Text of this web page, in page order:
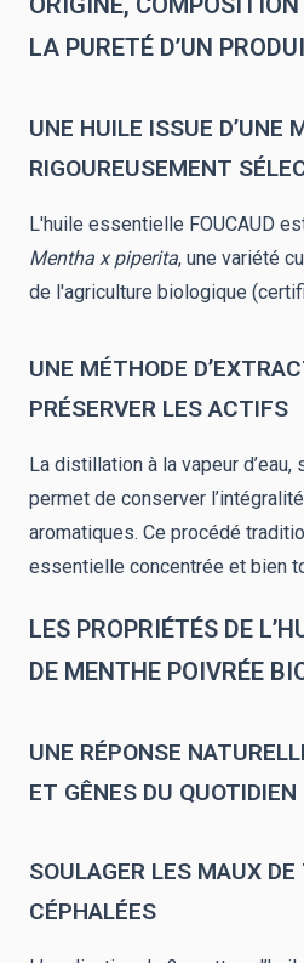
LA PURETÉ D’UN
UNE HUILE ISSUE D’UNE
RIGOUREUSEMENT
L'huile essentielle FOUCAUD
Mentha x piperita, une variété
de l'agriculture biologique
UNE MÉTHODE
PRÉSERVER LES ACTIFS
La distillation à la vapeur d’eau,
permet de conserver
aromatiques. Ce procédé
essentielle concentrée et bien
LES PROPRIÉTÉS DE
DE MENTHE POIVRÉE
UNE RÉPONSE
ET GÊNES DU QUOTIDIEN
SOULAGER LES MAUX
CÉPHALÉES